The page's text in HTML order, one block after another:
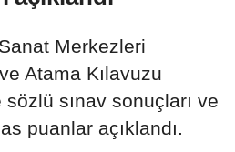
Merkezleri
Atama Kılavuzu
sınav sonuçları ve
puanlar açıklandı.